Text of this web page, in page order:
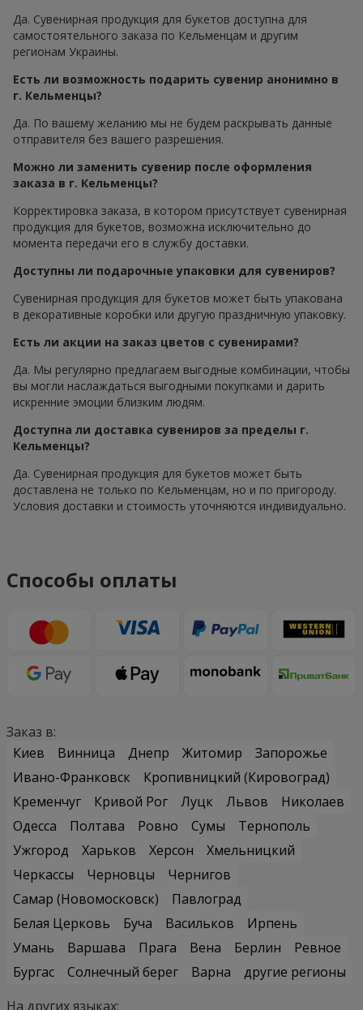
Да. Сувенирная продукция для букетов доступна для
самостоятельного заказа по Кельменцам и другим
регионам Украины.
Есть ли возможность подарить сувенир анонимно в
г. Кельменцы?
Да. По вашему желанию мы не будем раскрывать данные
отправителя без вашего разрешения.
Можно ли заменить сувенир после оформления
заказа в г. Кельменцы?
Корректировка заказа, в котором присутствует сувенирная
продукция для букетов, возможна исключительно до
момента передачи его в службу доставки.
Доступны ли подарочные упаковки для сувениров?
Сувенирная продукция для букетов может быть упакована
в декоративные коробки или другую праздничную упаковку.
Есть ли акции на заказ цветов с сувенирами?
Да. Мы регулярно предлагаем выгодные комбинации, чтобы
вы могли наслаждаться выгодными покупками и дарить
искренние эмоции близким людям.
Доступна ли доставка сувениров за пределы г.
Кельменцы?
Да. Сувенирная продукция для букетов может быть
доставлена не только по Кельменцам, но и по пригороду.
Условия доставки и стоимость уточняются индивидуально.
Способы оплаты
Заказ в:
Киев
Винница Днепр Житомир
Запорожье
Ивано-Франковск
Кропивницкий (Кировоград)
Кременчуг
Кривой Рог Луцк Львов
Николаев
Одесса
Полтава Ровно Сумы
Тернополь
Ужгород
Харьков Херсон
Хмельницкий
Черкассы
Черновцы
Чернигов
Самар (Новомосковск)
Павлоград
Белая Церковь
Буча Васильков
Ирпень
Умань
Варшава Прага Вена Берлин
Ревное
Бургас
Солнечный берег Варна
другие регионы
На других языках: